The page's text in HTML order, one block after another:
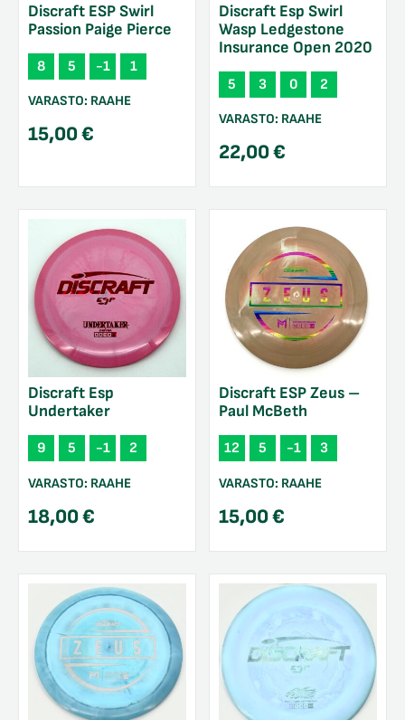
Discraft ESP Swirl
Passion Paige Pierce
8 5 -1 1
VARASTO: RAAHE
15,00€
Discraft Esp Swirl
Wasp Ledgestone
Insurance Open 2020
5 3 0 2
VARASTO: RAAHE
22,00€
Discraft Esp
Undertaker
9 5 -1 2
VARASTO: RAAHE
18,00€
Discraft ESP Zeus –
Paul McBeth
12 5 -1 3
VARASTO: RAAHE
15,00€